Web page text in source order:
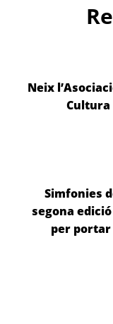
Neix
Cultura
Simfonies
segona
per portar